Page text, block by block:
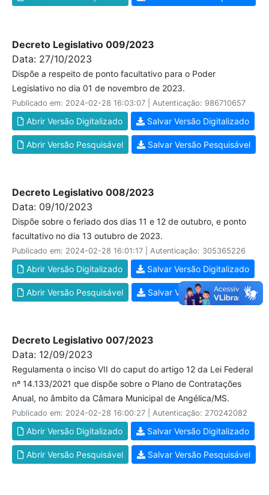
Decreto Legislativo 009/2023
Data: 27/10/2023
Dispõe a respeito de ponto facultativo para o Poder
Legislativo no dia 01 de novembro de 2023.
Publicado em: 2024-02-28 16:03:07 | Autenticação: 986710657
Abrir Versão Digitalizado Salvar Versão Digitalizado
Abrir Versão Pesquisável Salvar Versão Pesquisável
Decreto Legislativo 008/2023
Data: 09/10/2023
Dispõe sobre o feriado dos dias 11 e 12 de outubro, e ponto
facultativo no dia 13 outubro de 2023.
Publicado em: 2024-02-28 16:01:17 | Autenticação: 305365226
Abrir Versão Digitalizado Salvar Versão Digitalizado
Abrir Versão Pesquisável Salvar Versão Pesquisável
Decreto Legislativo 007/2023
Data: 12/09/2023
Regulamenta o inciso VII do caput do artigo 12 da Lei Federal
nº 14.133/2021 que dispõe sobre o Plano de Contratações
Anual, no âmbito da Câmara Municipal de Angélica/MS.
Publicado em: 2024-02-28 16:00:27 | Autenticação: 270242082
Abrir Versão Digitalizado Salvar Versão Digitalizado
Abrir Versão Pesquisável Salvar Versão Pesquisável